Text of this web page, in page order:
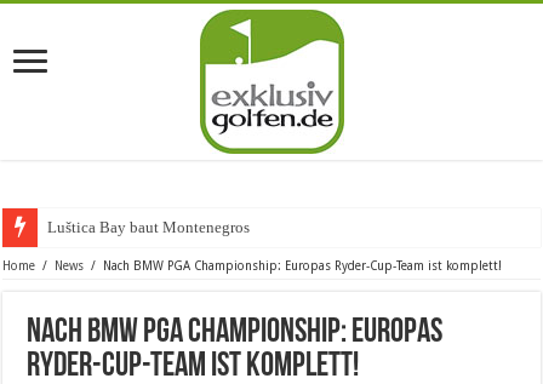
Luštica Bay baut Montenegros erste Gol
Home / News / Nach BMW PGA Championship: Europas Ryder-Cup-Team ist komplett!
Nach BMW PGA Championship: Europas
Ryder-Cup-Team ist komplett!